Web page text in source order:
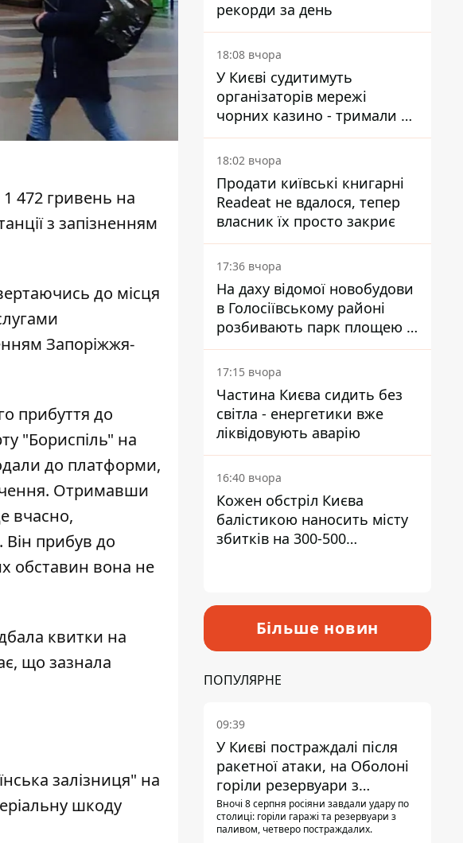
472 гривень на
з запізненням
до місця
Запоріжжя-
прибуття до
"Бориспіль" на
до платформи,
Отримавши
вчасно,
Він прибув до
обставин вона не
квитки на
що зазнала
залізниця" на
шкоду
рекорди за день
18:08 вчора
У Києві судитимуть
організаторів мережі
чорних казино - тримали 39
закладів
18:02 вчора
Продати київські книгарні
Readeat не вдалося, тепер
власник їх просто закриє
17:36 вчора
На даху відомої новобудови
в Голосіївському районі
розбивають парк площею в
гектар
17:15 вчора
Частина Києва сидить без
світла - енергетики вже
ліквідовують аварію
16:40 вчора
Кожен обстріл Києва
балістикою наносить місту
збитків на 300-500
Більше новин
ПОПУЛЯРНЕ
09:39
У Києві постраждалі після
ракетної атаки, на Оболоні
горіли резервуари з
паливом
Вночі 8 серпня росіяни завдали удару по
столиці: горіли гаражі та резервуари з
паливом, четверо постраждалих.